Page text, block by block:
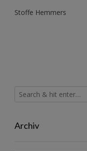
Stoffe Hemmers
Archiv